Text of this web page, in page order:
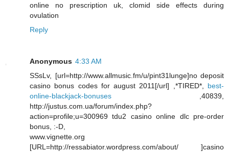
online no prescription uk, clomid side effects during
ovulation
Reply
Anonymous 4:33 AM
SSsLv, [url=http://www.allmusic.fm/u/pint31lunge]no deposit
casino bonus codes for august 2011[/url] ,*TIRED*, best-
online-blackjack-bonuses ,40839,
http://justus.com.ua/forum/index.php?
action=profile;u=300969 tdu2 casino online dlc pre-order
bonus, :-D,
www.vignette.org
[URL=http://ressabiator.wordpress.com/about/ ]casino